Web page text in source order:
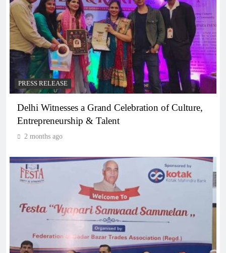
PRESS RELEASE
Delhi Witnesses a Grand Celebration of Culture,
Entrepreneurship & Talent
2 months ago